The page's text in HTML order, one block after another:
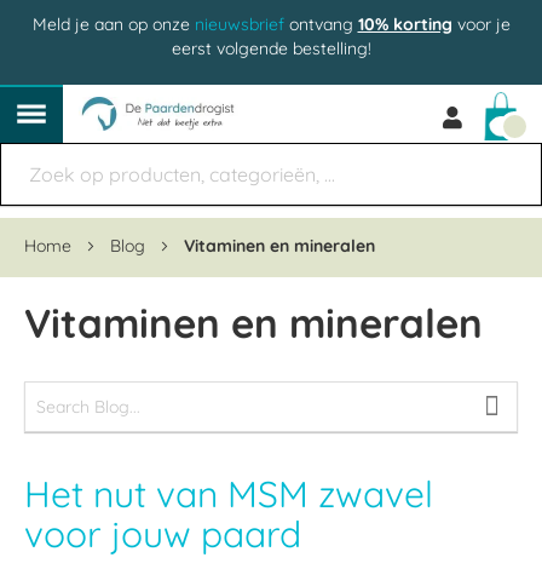
Meld je aan op onze nieuwsbriefontvang 10% korting voor je
eerst volgende bestelling!
Home Blog Vitaminen en mineralen
Vitaminen en mineralen
Het nut van MSM zwavel
voor jouw paard